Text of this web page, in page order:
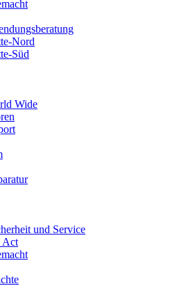
Nord
Süd
Wide
und Service
Act